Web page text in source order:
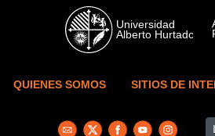
Skip to main content
QUIENES SOMOS SITIOS DE